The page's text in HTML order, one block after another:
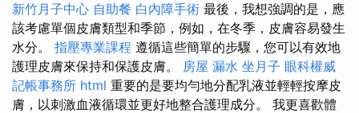
新竹月子中心 自助餐 白內障手術 最後，我想強調的是，應
該考慮單個皮膚類型和季節，例如，在冬季，皮膚容易發生
水分。 指壓專業課程 遵循這些簡單的步驟，您可以有效地
護理皮膚來保持和保護皮膚。 房屋 漏水 坐月子 眼科權威
記帳事務所 html 重要的是要均勻地分配乳液並輕輕按摩皮
膚，以刺激血液循環並更好地整合護理成分。 我更喜歡體